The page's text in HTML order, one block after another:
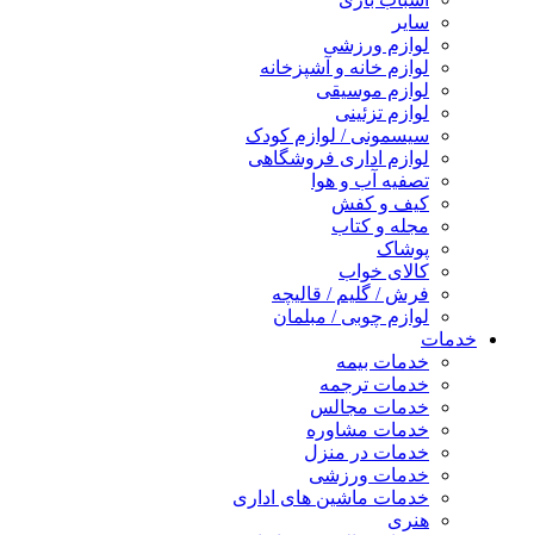
سایر
لوازم ورزشی
لوازم خانه و آشپزخانه
لوازم موسیقی
لوازم تزئینی
سیسمونی / لوازم کودک
لوازم اداری فروشگاهی
تصفیه آب و هوا
کیف و کفش
مجله و کتاب
پوشاک
کالای خواب
فرش / گلیم / قالیچه
لوازم چوبی / مبلمان
خدمات
خدمات بیمه
خدمات ترجمه
خدمات مجالس
خدمات مشاوره
خدمات در منزل
خدمات ورزشی
خدمات ماشین های اداری
هنری